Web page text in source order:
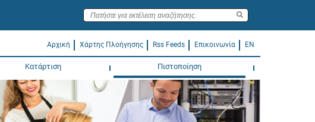
Αρχική Χάρτης Πλοήγησης Rss Feeds Επικοινωνία EN
Κατάρτιση Πιστοποίηση